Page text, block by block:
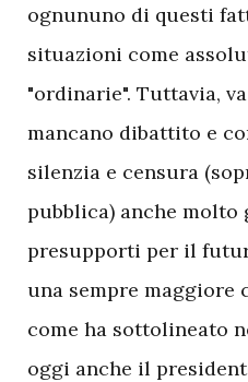
ognununo di questi
situazioni come
"ordinarie". Tuttavia,
mancano dibattito e
silenzia e censura
pubblica) anche molto
presupporti per il
una sempre maggiore
come ha sottolineato
oggi anche il